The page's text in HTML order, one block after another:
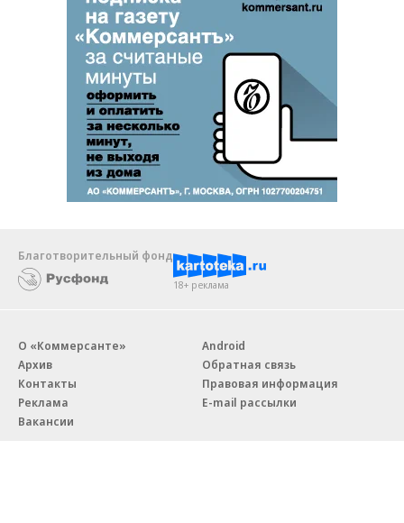
Благотворительный фонд
18+ реклама
О «Коммерсанте»
Архив
Контакты
Реклама
Вакансии
Android
Обратная связь
Правовая информация
E-mail рассылки